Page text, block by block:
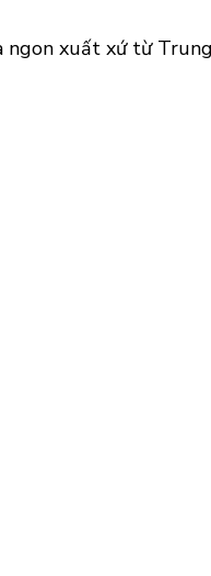
ngon xuất xứ từ